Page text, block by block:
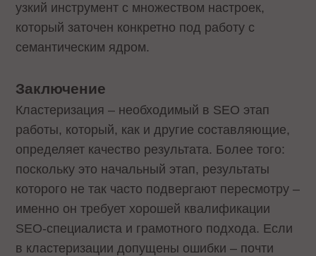
узкий инструмент с множеством настроек,
который заточен конкретно под работу с
семантическим ядром.
Заключение
Кластеризация – необходимый в SEO этап
работы, который, как и другие составляющие,
определяет качество результата. Более того:
поскольку это начальный этап, результаты
которого не так часто подвергают пересмотру –
именно он требует хорошей квалификации
SEO-специалиста и грамотного подхода. Если
в кластеризации допущены ошибки – почти